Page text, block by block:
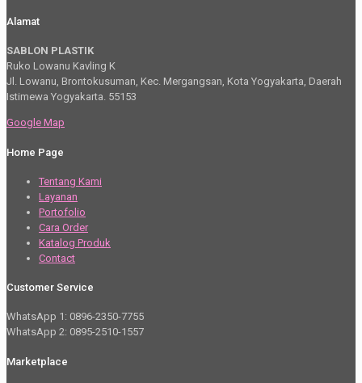
Alamat
SABLON PLASTIK
Ruko Lowanu Kavling K
Jl. Lowanu, Brontokusuman, Kec. Mergangsan, Kota Yogyakarta, Daerah
Istimewa Yogyakarta. 55153
Google Map
Home Page
Tentang Kami
Layanan
Portofolio
Cara Order
Katalog Produk
Contact
Customer Service
WhatsApp 1: 0896-2350-7755
WhatsApp 2: 0895-2510-1557
Marketplace